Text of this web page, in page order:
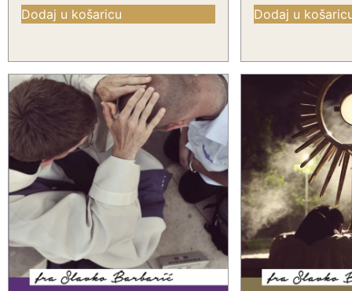
Dodaj u košaricu Dodaj u